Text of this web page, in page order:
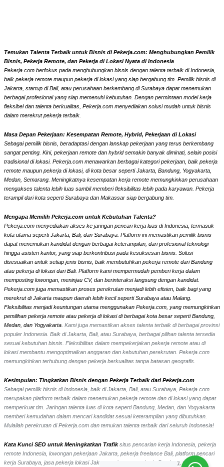
Temukan Talenta Terbaik untuk Bisnis di Pekerja.com: Menghubungkan Pemilik
Bisnis, Pekerja Remote, dan Pekerja di Lokasi Nyata di Indonesia
Pekerja.com berfokus pada menghubungkan bisnis dengan talenta terbaik di Indonesia,
baik pekerja remote maupun pekerja di lokasi yang siap bergabung tim. Pemilik bisnis di
Jakarta, startup di Bali, atau perusahaan berkembang di Surabaya dapat menemukan
berbagai profesional yang siap memenuhi kebutuhan. Dengan permintaan model kerja
fleksibel dan talenta berkualitas, Pekerja.com menyediakan solusi mudah untuk bisnis
dalam merekrut pekerja terbaik.
Masa Depan Pekerjaan: Kesempatan Remote, Hybrid, Pekerjaan di Lokasi
Sebagai pemilik bisnis, beradaptasi dengan lanskap pekerjaan yang terus berkembang
sangat penting. Kini, pekerjaan remote dan hybrid semakin banyak diminati, selain posisi
tradisional di lokasi. Pekerja.com menawarkan berbagai kategori pekerjaan, baik pekerja
remote maupun pekerja di lokasi, di kota besar seperti Jakarta, Bandung, Yogyakarta,
Medan, Semarang. Meningkatnya kesempatan kerja remote memungkinkan perusahaan
mengakses talenta lebih luas sambil memberi fleksibilitas lebih pada karyawan. Pekerja
terampil dari kota seperti Surabaya dan Makassar siap bergabung tim.
Mengapa Memilih Pekerja.com untuk Kebutuhan Talenta?
Pekerja.com menyediakan akses ke jaringan pencari kerja luas di Indonesia, termasuk
kota utama seperti Jakarta, Bali, dan Surabaya. Platform ini memastikan pemilik bisnis
dapat menemukan kandidat dengan berbagai keterampilan, dari profesional teknologi
hingga asisten kantor, yang siap berkontribusi pada kesuksesan bisnis. Solusi
disesuaikan untuk setiap jenis bisnis, baik membutuhkan pekerja remote dari Bandung
atau pekerja di lokasi dari Bali. Platform kami mempermudah pemberi kerja dalam
memposting lowongan, meninjau CV, dan berinteraksi langsung dengan kandidat.
Pekerja.com juga memastikan proses perekrutan menjadi lebih efisien, baik bagi yang
merekrut di Jakarta maupun daerah lebih kecil seperti Surabaya atau Malang.
Fleksibilitas menjadi keuntungan utama menggunakan Pekerja.com, yang memungkinkan
pemilihan pekerja remote atau pekerja di lokasi di berbagai kota besar seperti Bandung,
Medan, dan Yogyakarta. Kami juga memastikan akses talenta terbaik di berbagai provinsi
populer Indonesia. Baik di Jakarta, Bali, atau Surabaya, berbagai pilihan talenta tersedia
sesuai kebutuhan bisnis. Fleksibilitas dalam mempekerjakan pekerja remote atau di
lokasi membantu mengoptimalkan anggaran dan kebutuhan perekrutan. Pekerja.com
memungkinkan terhubung dengan pekerja berkualitas tanpa batasan geografis.
Kesimpulan: Tingkatkan Bisnis dengan Pekerja Terbaik dari Pekerja.com
Sebagai pemilik bisnis di Indonesia, baik di Jakarta, Bali, atau Surabaya, Pekerja.com
merupakan platform terbaik dalam menemukan pekerja remote dan di lokasi yang dapat
memperkuat tim. Jaringan talenta luas di kota seperti Bandung, Medan, dan Yogyakarta
memberi kemudahan dalam mencari kandidat sesuai keterampilan yang dibutuhkan.
Mulailah perekrutan di Pekerja.com dan temukan talenta terbaik dari seluruh Indonesia!
Kata Kunci SEO untuk Meningkatkan Trafiksitus pencarian kerja Indonesia, pekerja
remote Indonesia, lowongan pekerjaan Jakarta, pekerja freelance Bali, platform pencari
kerja Surabaya, jasa pekerja lokasi Jakarta, rekrutmen pekerja Bandung, pekerjaan